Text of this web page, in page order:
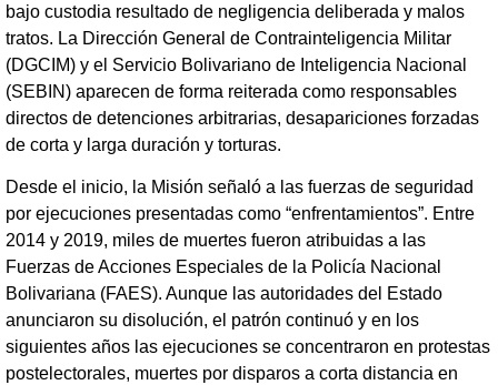
bajo custodia resultado de negligencia deliberada y malos
tratos. La Dirección General de Contrainteligencia Militar
(DGCIM) y el Servicio Bolivariano de Inteligencia Nacional
(SEBIN) aparecen de forma reiterada como responsables
directos de detenciones arbitrarias, desapariciones forzadas
de corta y larga duración y torturas.
Desde el inicio, la Misión señaló a las fuerzas de seguridad
por ejecuciones presentadas como “enfrentamientos”. Entre
2014 y 2019, miles de muertes fueron atribuidas a las
Fuerzas de Acciones Especiales de la Policía Nacional
Bolivariana (FAES). Aunque las autoridades del Estado
anunciaron su disolución, el patrón continuó y en los
siguientes años las ejecuciones se concentraron en protestas
postelectorales, muertes por disparos a corta distancia en